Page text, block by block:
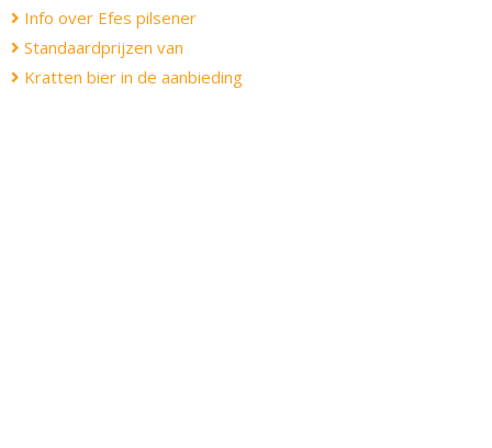
Info over Efes pilsener
Standaardprijzen van
Kratten bier in de aanbieding